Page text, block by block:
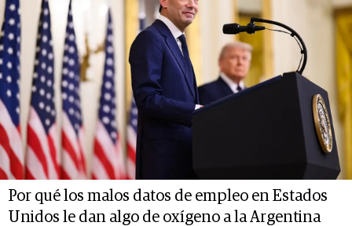
Por qué los malos datos de empleo en Estados
Unidos le dan algo de oxígeno a la Argentina